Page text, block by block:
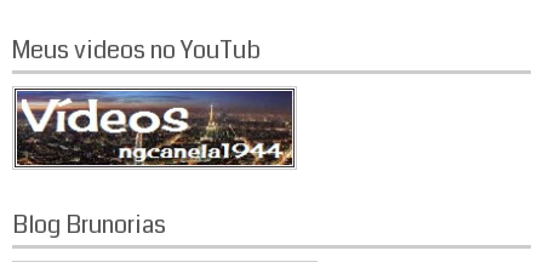
Meus videos no YouTub
Blog Brunorias